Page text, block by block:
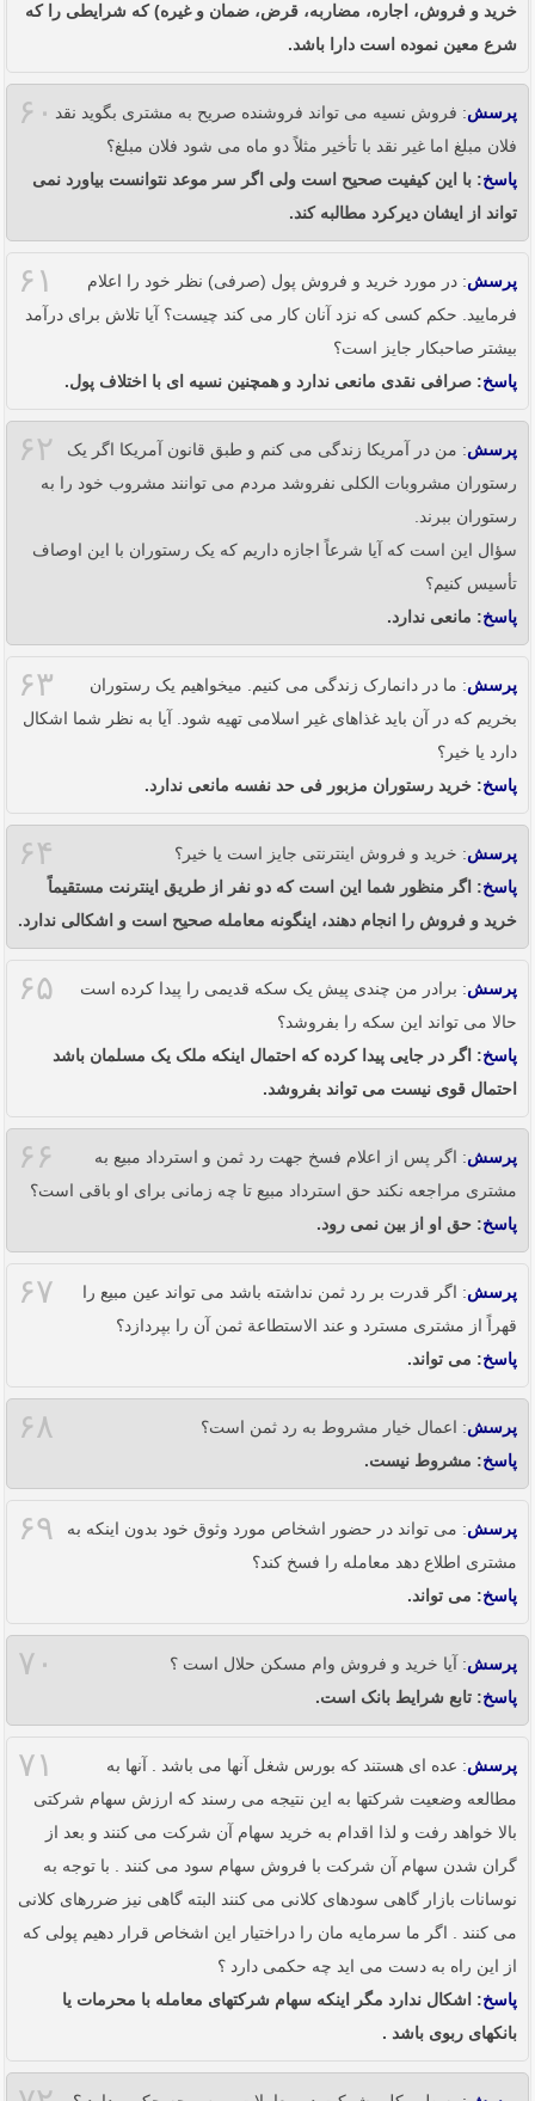
خرید و فروش، اجاره، مضاربه، قرض، ضمان و غیره) که شرایطی را که
شرع معین نموده است دارا باشد.
۶۰ پرسش: فروش نسیه می تواند فروشنده صریح به مشتری بگوید نقد
فلان مبلغ اما غیر نقد با تأخیر مثلاً دو ماه می شود فلان مبلغ؟
پاسخ: با این کیفیت صحیح است ولی اگر سر موعد نتوانست بیاورد نمی
تواند از ایشان دیرکرد مطالبه کند.
۶۱ پرسش: در مورد خرید و فروش پول (صرفی) نظر خود را اعلام
فرمایید. حکم کسی که نزد آنان کار می کند چیست؟ آیا تلاش برای درآمد
بیشتر صاحبکار جایز است؟
پاسخ: صرافی نقدی مانعی ندارد و همچنین نسیه ای با اختلاف پول.
۶۲ پرسش: من در آمریکا زندگی می کنم و طبق قانون آمریکا اگر یک
رستوران مشروبات الکلی نفروشد مردم می توانند مشروب خود را به
رستوران ببرند.
سؤال این است که آیا شرعاً اجازه داریم که یک رستوران با این اوصاف
تأسیس کنیم؟
پاسخ: مانعی ندارد.
۶۳ پرسش: ما در دانمارک زندگی می کنیم. میخواهیم یک رستوران
بخریم که در آن باید غذاهای غیر اسلامی تهیه شود. آیا به نظر شما اشکال
دارد یا خیر؟
پاسخ: خرید رستوران مزبور فی حد نفسه مانعی ندارد.
۶۴ پرسش: خرید و فروش اینترنتی جایز است یا خیر؟
پاسخ: اگر منظور شما این است که دو نفر از طریق اینترنت مستقیماً
خرید و فروش را انجام دهند، اینگونه معامله صحیح است و اشکالی ندارد.
۶۵ پرسش: برادر من چندی پیش یک سکه قدیمی را پیدا کرده است
حالا می تواند این سکه را بفروشد؟
پاسخ: اگر در جایی پیدا کرده که احتمال اینکه ملک یک مسلمان باشد
احتمال قوی نیست می تواند بفروشد.
۶۶ پرسش: اگر پس از اعلام فسخ جهت رد ثمن و استرداد مبیع به
مشتری مراجعه نکند حق استرداد مبیع تا چه زمانی برای او باقی است؟
پاسخ: حق او از بین نمی رود.
۶۷ پرسش: اگر قدرت بر رد ثمن نداشته باشد می تواند عین مبیع را
قهراً از مشتری مسترد و عند الاستطاعة ثمن آن را بپردازد؟
پاسخ: می تواند.
۶۸ پرسش: اعمال خیار مشروط به رد ثمن است؟
پاسخ: مشروط نیست.
۶۹ پرسش: می تواند در حضور اشخاص مورد وثوق خود بدون اینکه به
مشتری اطلاع دهد معامله را فسخ کند؟
پاسخ: می تواند.
۷۰ پرسش: آیا خرید و فروش وام مسکن حلال است ؟
پاسخ: تابع شرایط بانک است.
۷۱ پرسش: عده ای هستند که بورس شغل آنها می باشد . آنها به
مطالعه وضعیت شرکتها به این نتیجه می رسند که ارزش سهام شرکتی
بالا خواهد رفت و لذا اقدام به خرید سهام آن شرکت می کنند و بعد از
گران شدن سهام آن شرکت با فروش سهام سود می کنند . با توجه به
نوسانات بازار گاهی سودهای کلانی می کنند البته گاهی نیز ضررهای کلانی
می کنند . اگر ما سرمایه مان را دراختیار این اشخاص قرار دهیم پولی که
از این راه به دست می اید چه حکمی دارد ؟
پاسخ: اشکال ندارد مگر اینکه سهام شرکتهای معامله با محرمات یا
بانکهای ربوی باشد .